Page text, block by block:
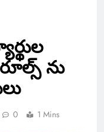
ను
0 1 Mins